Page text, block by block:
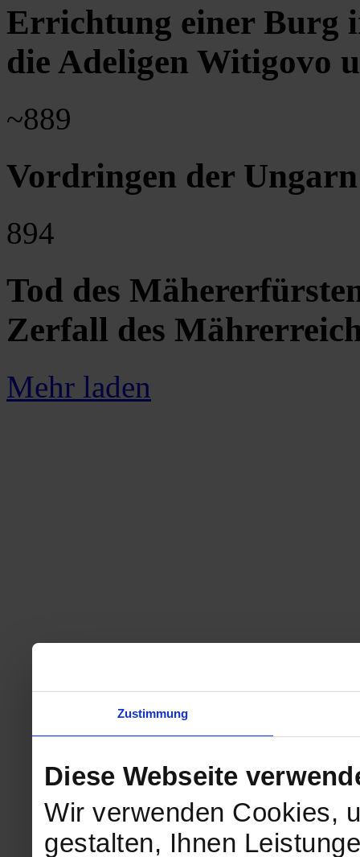
Zustimmung
Diese Webseite
Wir verwenden Cookies,
gestalten, Ihnen
Errichtung einer Burg
die Adeligen Witigovo
~889
Vordringen der
894
Tod des
Zerfall des
Mehr laden